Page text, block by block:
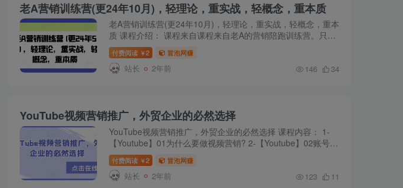
老A营销训练营(更24年10月)，轻理论，重实战，轻概念，重本质
老A营销训练营(更24年10月)，轻理论，重实战，轻概念，重本
质 课程介绍： 课程来自课程来自老A的营销陪跑训练营。只适
合中小企业和初创企业的老板或营销、市场、品牌等部门负责
人及从业人员。不...
付费阅读 ￥2 冒泡网赚
站长 2年前 146 34
YouTube视频营销推广，外贸企业的必然选择
YouTube视频营销推广，外贸企业的必然选择 课程内容： 1-
【Youtube】01为什么要做视频营销? 2-【Youtube】02账号注
册 3-【Youtube】03品牌账号 4-【Youtube】04制作营销视频
5-【Youtube】05上...
付费阅读 ￥2 冒泡网赚
站长 2年前 123 11